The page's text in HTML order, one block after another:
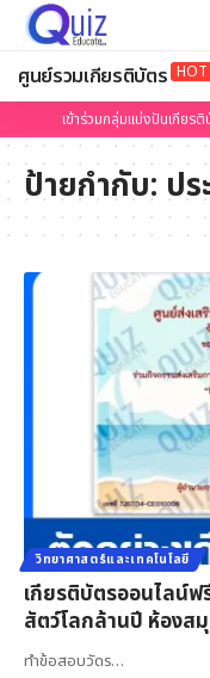
ศูนย์รวมเกียรติบัตร HOT
เข้าร่วมกลุ่มแบ่งปันเกียร
ป้ายกำกับ: ปร
วิทยาศาสตร์และเทคโนโลยี
เกียรติบัตรออนไลน์ฟ
สัตว์โลกล้านปี ห้องส
ทำข้อสอบวัดร…